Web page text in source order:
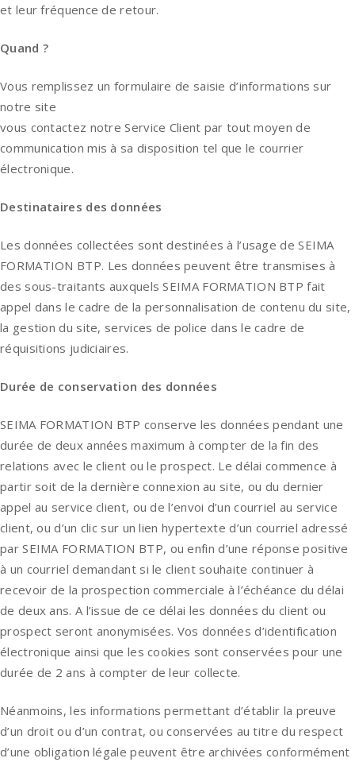
et leur fréquence de retour.
Quand ?
Vous remplissez un formulaire de saisie d’informations sur
notre site
vous contactez notre Service Client par tout moyen de
communication mis à sa disposition tel que le courrier
électronique.
Destinataires des données
Les données collectées sont destinées à l’usage de SEIMA
FORMATION BTP. Les données peuvent être transmises à
des sous-traitants auxquels SEIMA FORMATION BTP fait
appel dans le cadre de la personnalisation de contenu du site,
la gestion du site, services de police dans le cadre de
réquisitions judiciaires.
Durée de conservation des données
SEIMA FORMATION BTP conserve les données pendant une
durée de deux années maximum à compter de la fin des
relations avec le client ou le prospect. Le délai commence à
partir soit de la dernière connexion au site, ou du dernier
appel au service client, ou de l’envoi d’un courriel au service
client, ou d’un clic sur un lien hypertexte d’un courriel adressé
par SEIMA FORMATION BTP, ou enfin d’une réponse positive
à un courriel demandant si le client souhaite continuer à
recevoir de la prospection commerciale à l’échéance du délai
de deux ans. A l’issue de ce délai les données du client ou
prospect seront anonymisées. Vos données d’identification
électronique ainsi que les cookies sont conservées pour une
durée de 2 ans à compter de leur collecte.
Néanmoins, les informations permettant d’établir la preuve
d’un droit ou d’un contrat, ou conservées au titre du respect
d’une obligation légale peuvent être archivées conformément